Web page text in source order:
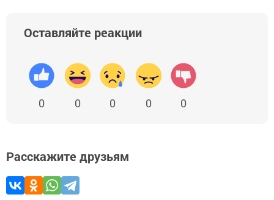
Оставляйте реакции
0 0 0 0 0
Расскажите друзьям